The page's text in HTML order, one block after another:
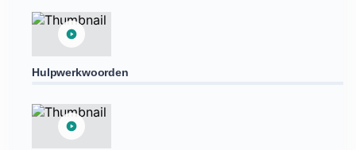
Hulpwerkwoorden